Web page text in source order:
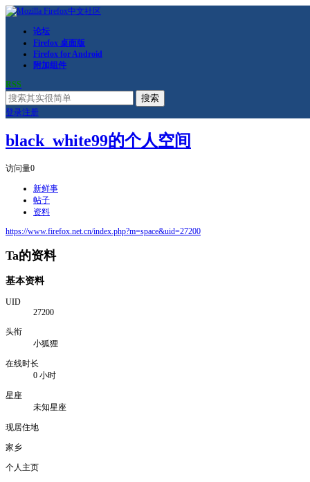
论坛
Firefox 桌面版
Firefox for Android
附加组件
RSS
搜索
登录注册
black_white99的个人空间
访问量0
新鲜事
帖子
资料
https://www.firefox.net.cn/index.php?m=space&uid=27200
Ta的资料
基本资料
UID
27200
头衔
小狐狸
在线时长
0 小时
星座
未知星座
现居住地
家乡
个人主页